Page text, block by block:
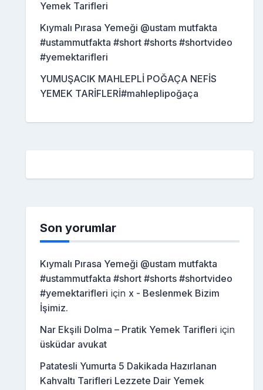
Yemek Tarifleri
Kıymalı Pırasa Yemeği @ustam mutfakta
#ustammutfakta #short #shorts #shortvideo
#yemektarifleri
YUMUŞACIK MAHLEPLİ POĞAÇA NEFİS
YEMEK TARİFLERİ#mahleplipoğaça
Son yorumlar
Kıymalı Pırasa Yemeği @ustam mutfakta
#ustammutfakta #short #shorts #shortvideo
#yemektarifleri için x - Beslenmek Bizim
İşimiz.
Nar Ekşili Dolma – Pratik Yemek Tarifleri için
üsküdar avukat
Patatesli Yumurta 5 Dakikada Hazırlanan
Kahvaltı Tarifleri Lezzete Dair Yemek